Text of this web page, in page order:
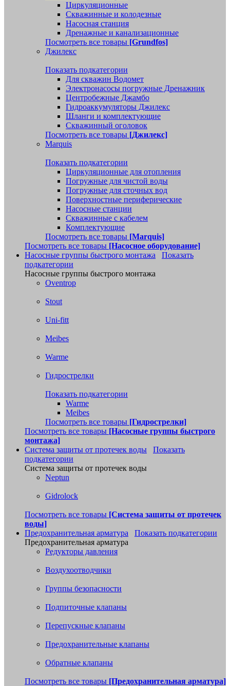
Циркуляционные
Скважинные и колодезные
Насосная станция
Дренажные и канализационные
Посмотреть все товары [Grundfos]
Джилекс
Показать подкатегории
Для скважин Водомет
Электронасосы погружные Дренажник
Центробежные Джамбо
Гидроаккумуляторы Джилекс
Шланги и комплектующие
Скважинный оголовок
Посмотреть все товары [Джилекс]
Marquis
Показать подкатегории
Циркуляционные для отопления
Погружные для чистой воды
Погружные для сточных вод
Поверхностные периферические
Насосные станции
Скважинные с кабелем
Комплектующие
Посмотреть все товары [Marquis]
Посмотреть все товары [Насосное оборудование]
Насосные группы быстрого монтажа
Показать
подкатегории
Насосные группы быстрого монтажа
Oventrop
Stout
Uni-fitt
Meibes
Warme
Гидрострелки
Показать подкатегории
Warme
Meibes
Посмотреть все товары [Гидрострелки]
Посмотреть все товары [Насосные группы быстрого
монтажа]
Система защиты от протечек воды
Показать
подкатегории
Система защиты от протечек воды
Neptun
Gidrolock
Посмотреть все товары [Система защиты от протечек
воды]
Предохранительная арматура
Показать подкатегории
Предохранительная арматура
Редукторы давления
Воздухоотводчики
Группы безопасности
Подпиточные клапаны
Перепускные клапаны
Предохранительные клапаны
Обратные клапаны
Посмотреть все товары [Предохранительная арматура]